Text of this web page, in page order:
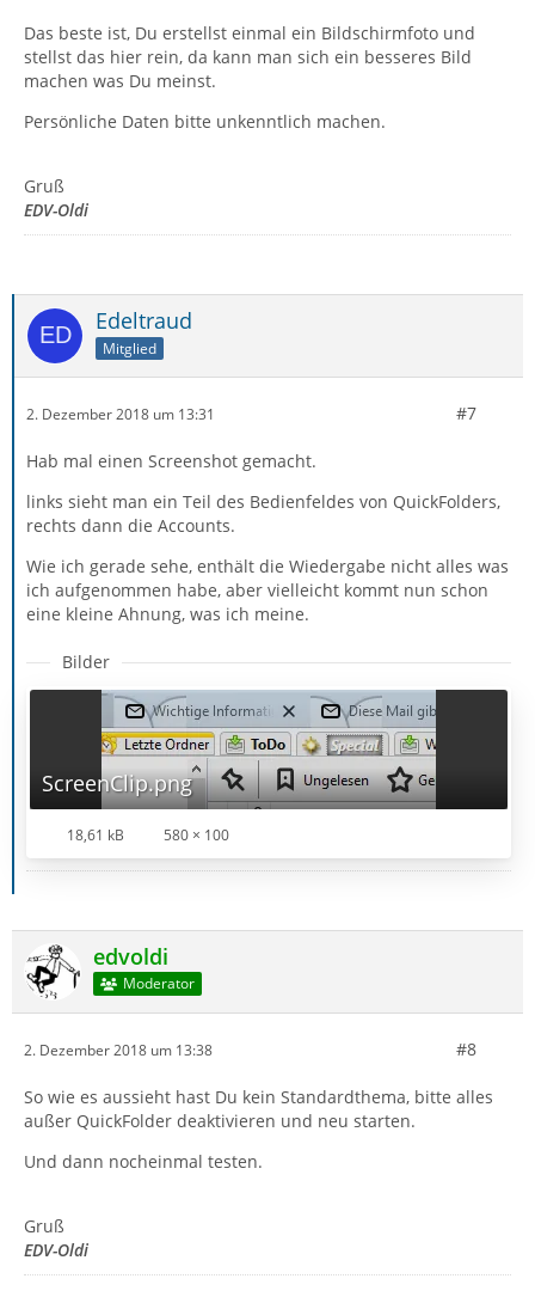
Das beste ist, Du erstellst einmal ein Bildschirmfoto und
stellst das hier rein, da kann man sich ein besseres Bild
machen was Du meinst.
Persönliche Daten bitte unkenntlich machen.
Gruß
EDV-Oldi
Edeltraud
Mitglied
2. Dezember 2018 um 13:31 #7
Hab mal einen Screenshot gemacht.
links sieht man ein Teil des Bedienfeldes von QuickFolders,
rechts dann die Accounts.
Wie ich gerade sehe, enthält die Wiedergabe nicht alles was
ich aufgenommen habe, aber vielleicht kommt nun schon
eine kleine Ahnung, was ich meine.
Bilder
ScreenClip.png
18,61 kB 580 × 100
edvoldi
Moderator
2. Dezember 2018 um 13:38 #8
So wie es aussieht hast Du kein Standardthema, bitte alles
außer QuickFolder deaktivieren und neu starten.
Und dann nocheinmal testen.
Gruß
EDV-Oldi